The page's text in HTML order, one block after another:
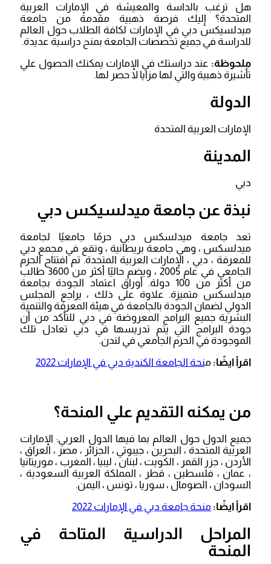
هل ترغب بالداسة والمعيشة في الإمارات العربية
المتحدة؟ إليك فرصة ذهبية مقدمة من جامعة
ميدلسيكس دبي في الإمارات لكافة الطلاب حول العالم
للدراسة في جميع تخصصات الجامعة بمنح دراسية عديدة.
ملحوظة: عند دراستك في الإمارات يمكنك الحصول علي
تأشيرة ذهبية والتي لها مزايا لا حصر لها.
الدولة
الإمارات العربية المتحدة
المدينة
دبي
نبذة عن جامعة ميدلسيكس دبي
تعد جامعة ميدلسكس دبي حرمًا جامعيًا لجامعة
ميدلسكس ، وهي جامعة بريطانية ، وتقع في مجمع دبي
للمعرفة ، دبي ، الإمارات العربية المتحدة. تم افتتاح الحرم
الجامعي في عام 2005 ، ويضم حاليًا أكثر من 3600 طالب
من أكثر من 100 دولة. أوراق اعتماد الجودة بجامعة
ميدلسكس متميزة. علاوة على ذلك ، يراجع المجلس
الدولي لضمان الجودة بالجامعة في هيئة المعرفة والتنمية
البشرية جميع البرامج المعروضة في دبي للتأكد من أن
جودة البرامج التي يتم تدريسها في دبي تعادل تلك
الموجودة في الحرم الجامعي في لندن.
اقرأ ايضًا: منحة الجامعة الكندية دبي في الإمارات 2022
من يمكنه التقديم علي المنحة؟
جميع الدول حول العالم بما فيها الدول العربي: الإمارات
العربية المتحدة ، البحرين ، جيبوتي ، الجزائر ، مصر ، العراق ،
الأردن ، جزر القمر ، الكويت ، لبنان ، ليبيا ، المغرب ، موريتانيا
، عمان ، فلسطين ، قطر ، المملكة العربية السعودية ،
السودان ، الصومال ، سوريا ، تونس ، اليمن.
اقرأ ايضًا: منحة جامعة دبي في الإمارات 2022
المراحل الدراسية المتاحة في
المنحة